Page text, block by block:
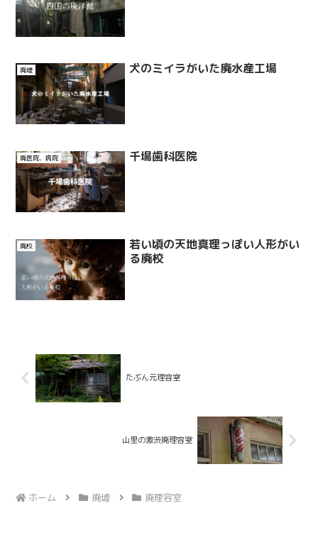
廃墟 犬のミイラがいた廃水産工場
廃医院、病院 千場歯科医院
廃校
若い頃の天地真理っぽい人形がい
る廃校
たぶん元理容室
山里の激渋廃理容室
ホーム 廃墟 廃理容室